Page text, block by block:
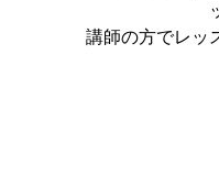
講師の方でレッ